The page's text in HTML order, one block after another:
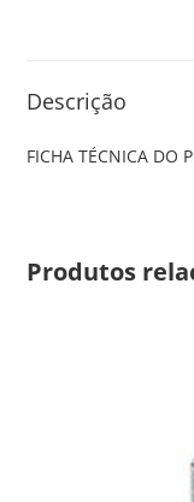
Descrição
FICHA TÉCNICA DO
Produtos